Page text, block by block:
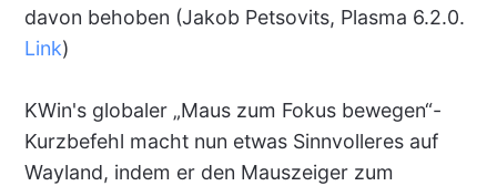
davon behoben (Jakob Petsovits, Plasma 6.2.0.
Link)
KWin's globaler „Maus zum Fokus bewegen“-
Kurzbefehl macht nun etwas Sinnvolleres auf
Wayland, indem er den Mauszeiger zum